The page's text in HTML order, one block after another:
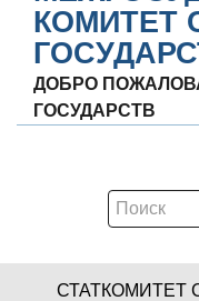
КОМИТЕТ
ДОБРО
ГОСУДАРСТВ
СТАТКОМИТЕТ